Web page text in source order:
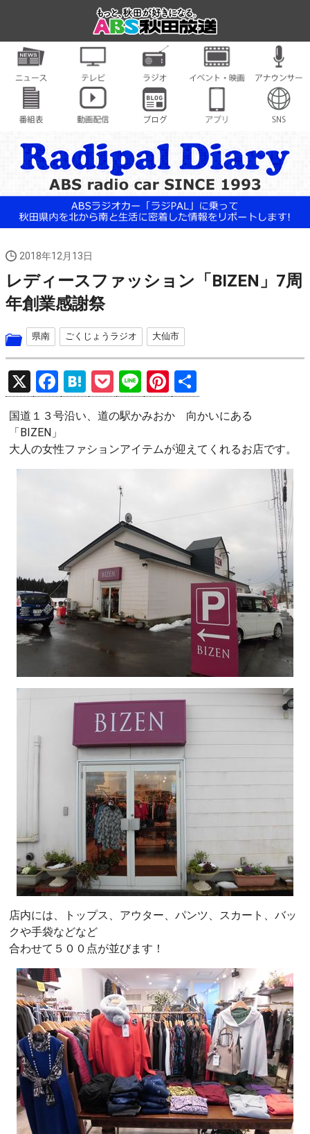
2018年12月13日
レディースファッション「BIZEN」7周
年創業感謝祭
県南 ごくじょうラジオ 大仙市
X
F
a
ce
b
o
H
at
e
n
P
o
ck
et
Li
n
e
Pi
nt
er
es
有
国道１３号沿い、道の駅かみおか 向かいにある
「BIZEN」
大人の女性ファションアイテムが迎えてくれるお店です。
店内には、トップス、アウター、パンツ、スカート、バッ
クや手袋などなど
合わせて５００点が並びます！